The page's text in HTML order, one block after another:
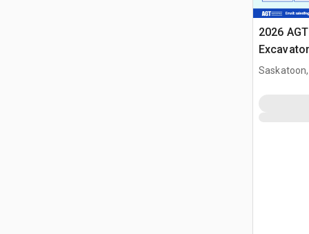
2026
(Unused)
Saskatoon,